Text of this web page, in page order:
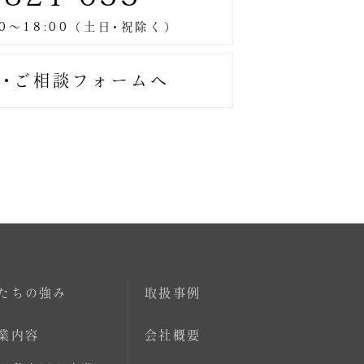
ご相談フォームへ
ちの強み
内容
取扱事例
会社概要